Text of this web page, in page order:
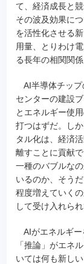
て、経済成長と
その波及効果に
を活性化させる
用量、とりわけ
る長年の相関関係
AI半導体チップ
センターの建設
とエネルギー使
打つはずだ。し
タル化は、経済
離すことに貢献
一種のバブルな
いるのか、そう
程度増えていく
して受け入れら
AIがエネルギー
「推論」がエネ
いては何も新し